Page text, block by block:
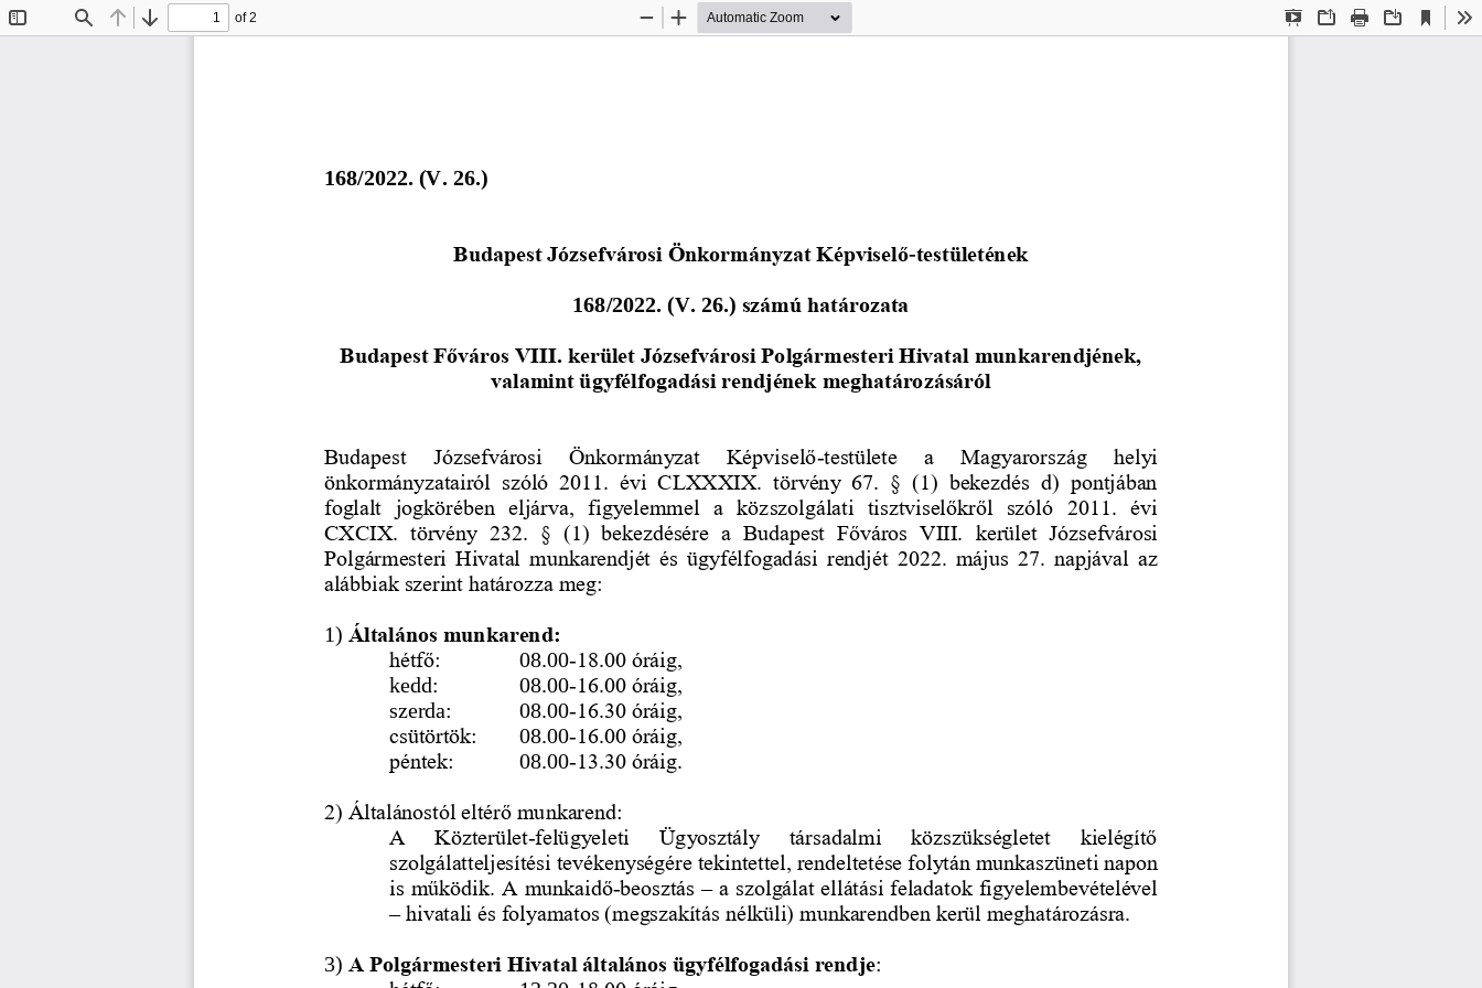
Find Previous
Next
of 2
Presentation
OpenPrint Download
Current
View
Zoom
Zoom
168/2022. (V. 26.)
Budapest Józsefvárosi Önkormányzat Képviselő-testületének
168/2022. (V. 26.) számú határozata
Budapest Főváros VIII. kerület Józsefvárosi Polgármesteri Hivatal munkarendjének,
valamint ügyfélfogadási rendjének meghatározásáról
Budapest  Józsefvárosi  Önkormányzat  Képviselő-testülete  a  Magyarország  helyi
önkormányzatairól  szóló  2011.  évi  CLXXXIX.  törvény  67.  §  (1)  bekezdés  d)  pontjában
foglalt  jogkörében  eljárva,  figyelemmel  a  közszolgálati  tisztviselőkről  szóló  2011.  évi
CXCIX.  törvény  232.  §  (1)  bekezdésére a  Budapest  Főváros  VIII.  kerület  Józsefvárosi
Polgármesteri Hivatal munkarendjét és ügyfélfogadási rendjét 2022. május 27. napjával az
alábbiak szerint határozza meg:
1) Általános munkarend:
hétfő:
08.00-18.00 óráig,
kedd:
08.00-16.00 óráig,
szerda:
08.00-16.30 óráig,
csütörtök:
08.00-16.00 óráig,
péntek:
08.00-13.30 óráig.
2) Általánostól eltérő munkarend:
A   Közterület-felügyeleti   Ügyosztály   társadalmi   közszükségletet   kielégítő
szolgálatteljesítési tevékenységére tekintettel, rendeltetése folytán munkaszüneti napon
is működik. A munkaidő-beosztás – a szolgálat ellátási feladatok figyelembevételével
–hivatali és folyamatos (megszakítás nélküli) munkarendben kerül meghatározásra.
3) A Polgármesteri Hivatal általános ügyfélfogadási rendje: